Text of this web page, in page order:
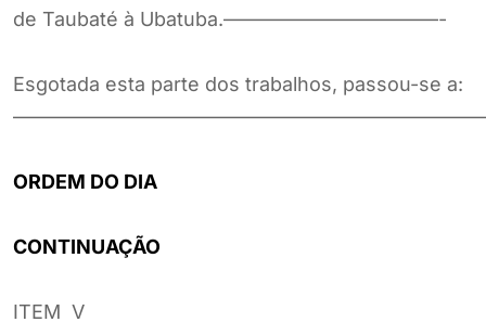
de Taubaté à Ubatuba.———————————-
Esgotada esta parte dos trabalhos, passou-se a:
ORDEM DO DIA
CONTINUAÇÃO
ITEM V